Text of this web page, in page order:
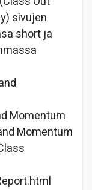
sivujen
short ja
Momentum
Momentum